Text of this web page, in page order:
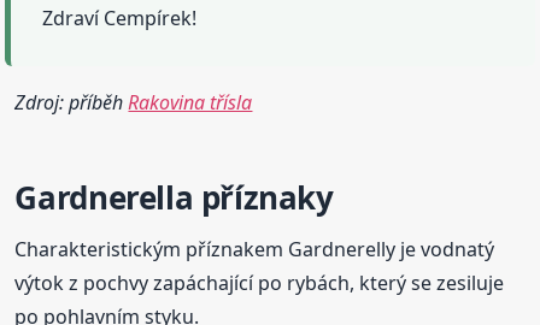
Zdraví Cempírek!
Zdroj: příběhRakovina třísla
Gardnerella příznaky
Charakteristickým příznakem Gardnerelly je vodnatý
výtok z pochvy zapáchající po rybách, který se zesiluje
po pohlavním styku.